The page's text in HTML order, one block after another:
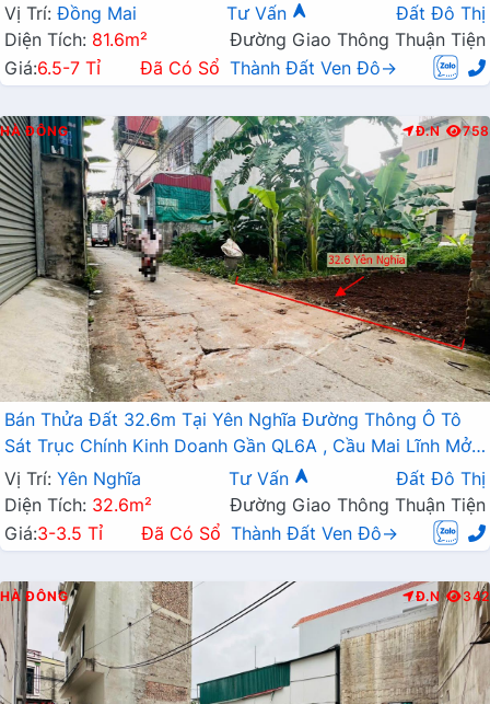
Vị Trí: Đồng Mai Tư Vấn
Đất Đô Thị
Diện Tích: 81.6m²
Đường Giao Thông Thuận Tiện
Giá:6.5-7 Tỉ Đã Có Sổ Thành Đất Ven Đô→
HÀ ĐÔNG Đ.N 758
Bán Thửa Đất 32.6m Tại Yên Nghĩa Đường Thông Ô Tô
Sát Trục Chính Kinh Doanh Gần QL6A , Cầu Mai Lĩnh Mở
Rộng
Vị Trí: Yên Nghĩa Tư Vấn
Đất Đô Thị
Diện Tích: 32.6m²
Đường Giao Thông Thuận Tiện
Giá:3-3.5 Tỉ Đã Có Sổ Thành Đất Ven Đô→
HÀ ĐÔNG Đ.N 342